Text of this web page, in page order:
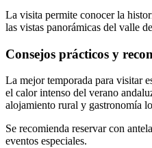
La visita permite conocer la
las vistas panorámicas del valle
Consejos prácticos y
La mejor temporada para visitar
el calor intenso del verano
alojamiento rural y gastronomía
Se recomienda reservar con
eventos especiales.